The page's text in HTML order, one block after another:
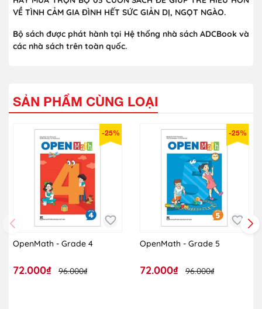
VỀ TÌNH CẢM GIA ĐÌNH HẾT SỨC GIẢN DỊ, NGỌT NGÀO.
Bộ sách được phát hành tại Hệ thống nhà sách ADCBook và
các nhà sách trên toàn quốc.
SẢN PHẨM CÙNG LOẠI
-25%
OpenMath - Grade 4
72.000₫ 96.000₫
-25%
OpenMath - Grade 5
72.000₫ 96.000₫